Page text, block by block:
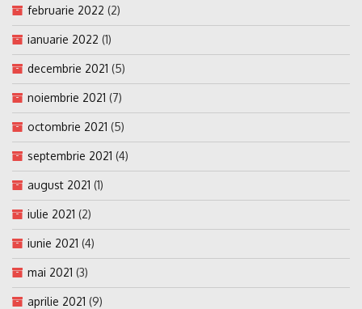
februarie 2022 (2)
ianuarie 2022 (1)
decembrie 2021 (5)
noiembrie 2021 (7)
octombrie 2021 (5)
septembrie 2021 (4)
august 2021 (1)
iulie 2021 (2)
iunie 2021 (4)
mai 2021 (3)
aprilie 2021 (9)